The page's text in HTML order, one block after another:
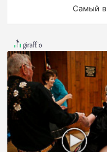
а
ц
и
я
п
о
з
Самый